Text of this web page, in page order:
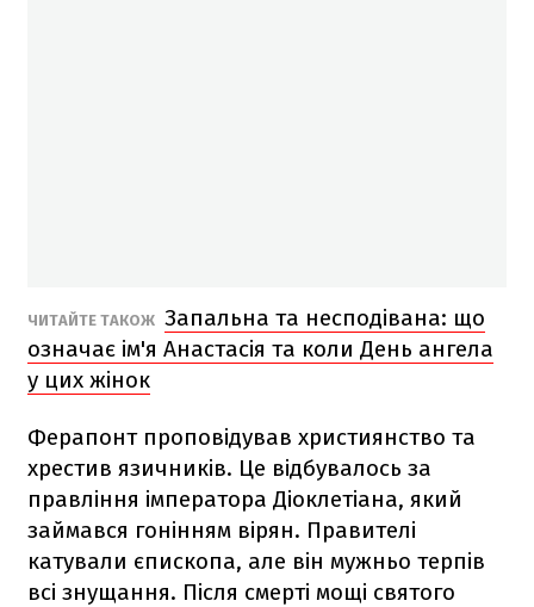
ЧИТАЙТЕ ТАКОЖ Запальна та несподівана: що
означає ім'я Анастасія та коли День ангела
у цих жінок
Ферапонт проповідував християнство та
хрестив язичників. Це відбувалось за
правління імператора Діоклетіана, який
займався гонінням вірян. Правителі
катували єпископа, але він мужньо терпів
всі знущання. Після смерті мощі святого